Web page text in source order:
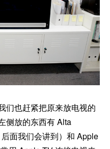
们也赶紧把原来放电视的
侧放的东西有 Alta
面我们会讲到）和 Apple